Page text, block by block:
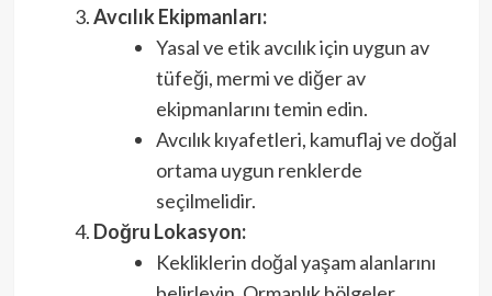
Avcılık Ekipmanları:
Yasal ve etik avcılık için uygun av
tüfeği, mermi ve diğer av
ekipmanlarını temin edin.
Avcılık kıyafetleri, kamuflaj ve doğal
ortama uygun renklerde
seçilmelidir.
Doğru Lokasyon:
Kekliklerin doğal yaşam alanlarını